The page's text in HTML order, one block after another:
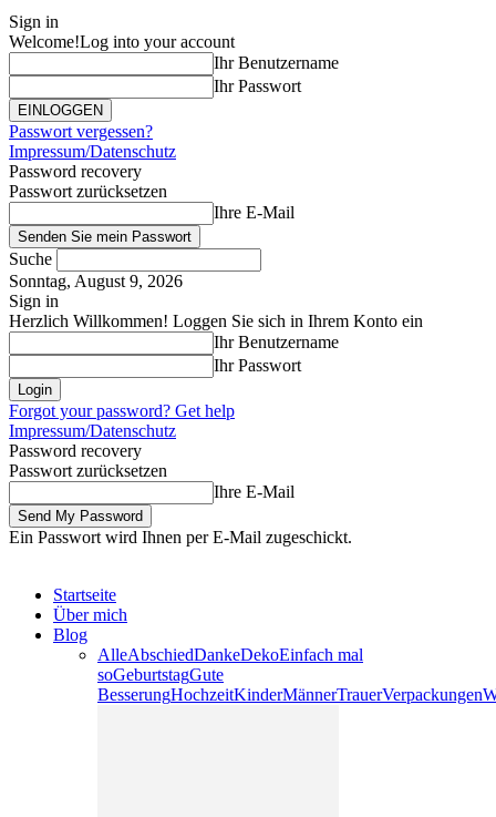
Sign in
Welcome!Log into your account
Ihr Benutzername
Ihr Passwort
Passwort vergessen?
Impressum/Datenschutz
Password recovery
Passwort zurücksetzen
Ihre E-Mail
Suche
Sonntag, August 9, 2026
Sign in
Herzlich Willkommen! Loggen Sie sich in Ihrem Konto ein
Ihr Benutzername
Ihr Passwort
Forgot your password? Get help
Impressum/Datenschutz
Password recovery
Passwort zurücksetzen
Ihre E-Mail
Ein Passwort wird Ihnen per E-Mail zugeschickt.
Startseite
Über mich
Blog
AlleAbschiedDankeDekoEinfach mal
soGeburtstagGute
BesserungHochzeitKinderMännerTrauerVerpackungen